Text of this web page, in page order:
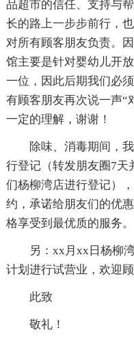
品超市的信任、支持与
长的路上一步步前行，
对所有顾客朋友负责。
馆主要是针对婴幼儿开
一位，因此后期我们必
有顾客朋友再次说一声“
一定的理解，谢谢！
除味、消毒期间，
行登记（转发朋友圈7天
们杨柳湾店进行登记）
约，承诺给朋友们的优
格享受到最优质的服务。
另：xx月xx日杨柳
计划进行试营业，欢迎
此致
敬礼！